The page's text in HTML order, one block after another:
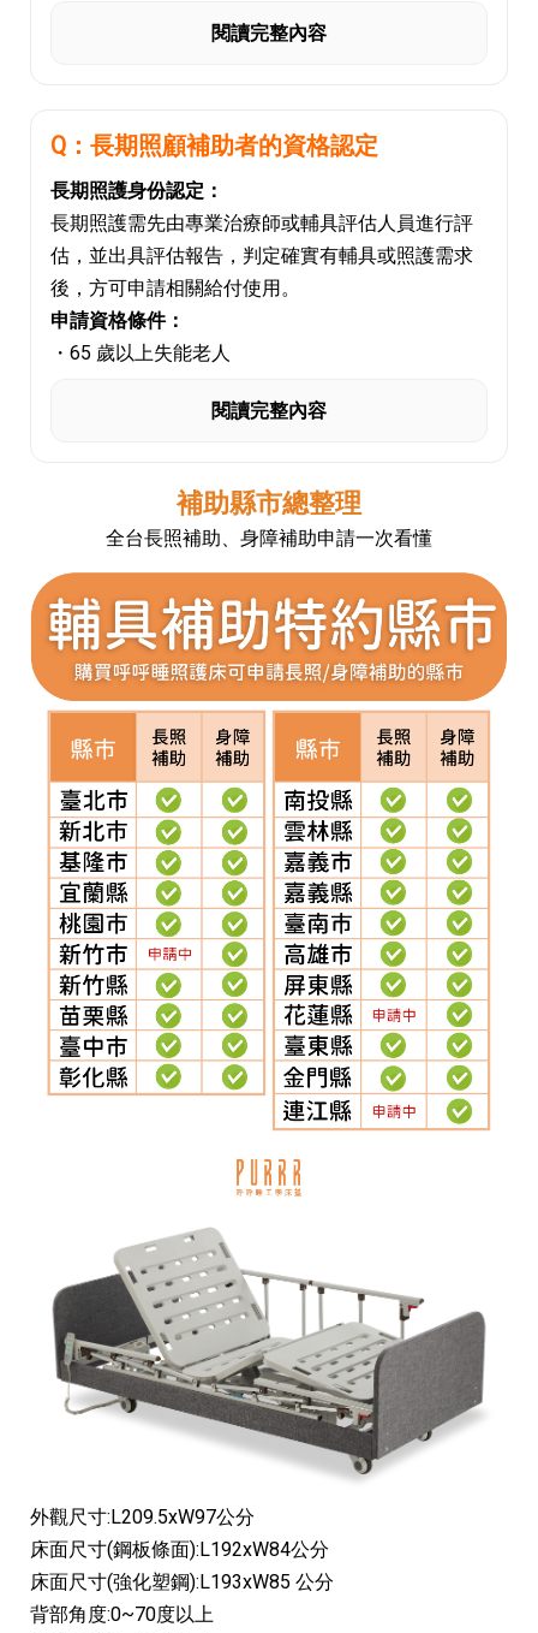
升功能（電動調整）（項次 124）：
閱讀完整內容
Q：長期照顧補助者的資格認定
長期照護身份認定：
長期照護需先由專業治療師或輔具評估人員進行評
估，並出具評估報告，判定確實有輔具或照護需求
後，方可申請相關給付使用。
申請資格條件：
・65 歲以上失能老人
・50 歲以上失智症者
8,000 元
居家照護床附加功能－床頭尾升降：
5,000 元
居家用照顧床附加功能－床面升降：5,000 元
補助金額比例：
低收入戶：補助最高補助金額之 100%
中低收入戶：補助最高補助金額之 90%
一般戶：補助最高補助金額之 70%
閱讀完整內容
補助縣市總整理
全台長照補助、身障補助申請一次看懂
外觀尺寸:L209.5xW97公分
床面尺寸(鋼板條面):L192xW84公分
床面尺寸(強化塑鋼):L193xW85 公分
背部角度:0~70度以上